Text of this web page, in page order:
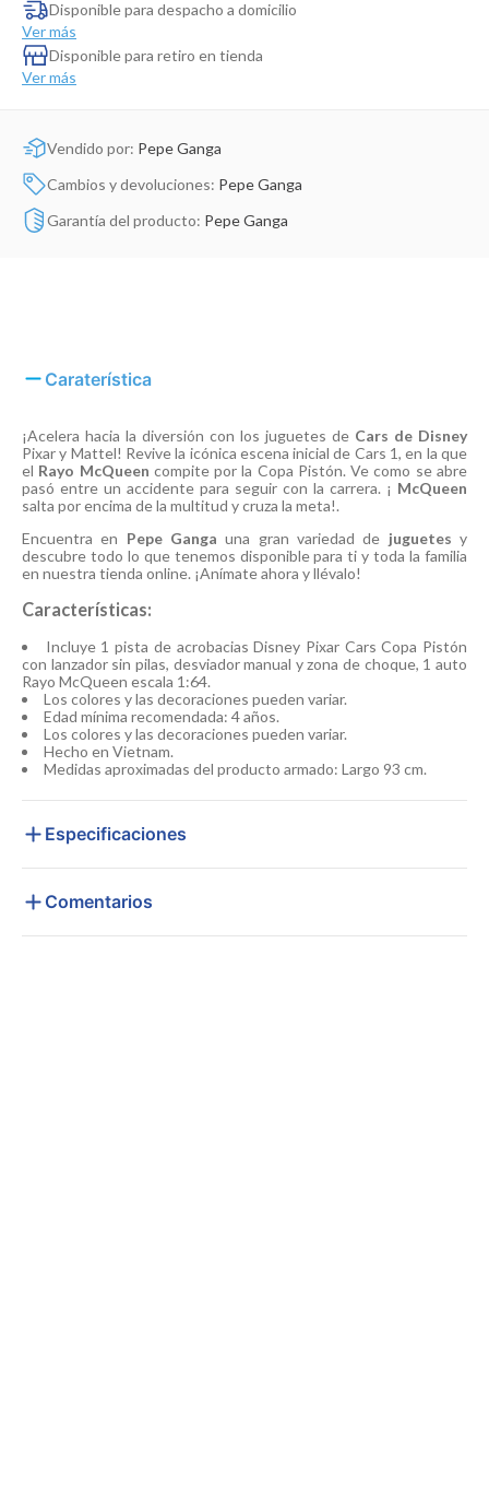
Disponible para despacho a domicilio
Ver más
Disponible para retiro en tienda
Ver más
Vendido por: Pepe Ganga
Cambios y devoluciones: Pepe Ganga
Garantía del producto: Pepe Ganga
Caraterística
¡Acelera hacia la diversión con los juguetes de Cars de Disney
Pixar y Mattel! Revive la icónica escena inicial de Cars 1, en la que
el Rayo McQueen compite por la Copa Pistón. Ve como se abre
pasó entre un accidente para seguir con la carrera. ¡ McQueen
salta por encima de la multitud y cruza la meta!.
Encuentra en Pepe Ganga una gran variedad de juguetes y
descubre todo lo que tenemos disponible para ti y toda la familia
en nuestra tienda online. ¡Anímate ahora y llévalo!
Características:
Incluye 1 pista de acrobacias Disney Pixar Cars Copa Pistón
con lanzador sin pilas, desviador manual y zona de choque, 1 auto
Rayo McQueen escala 1:64.
Los colores y las decoraciones pueden variar.
Edad mínima recomendada: 4 años.
Los colores y las decoraciones pueden variar.
Hecho en Vietnam.
Medidas aproximadas del producto armado: Largo 93 cm.
Especificaciones
Comentarios
Dinosaurio Juguete